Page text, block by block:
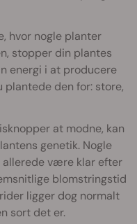
hvor nogle planter
stopper din plantes
energi i at producere
plantede den for: store,
at modne, kan
genetik. Nogle
allerede være klar efter
blomstringstid
ligger dog normalt
sort det er.